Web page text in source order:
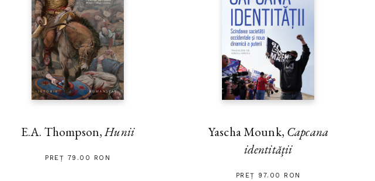
E.A. Thompson,Hunii
PREȚ 79.00 RON
Yascha Mounk, Capcana
identității
PREȚ 97.00 RON